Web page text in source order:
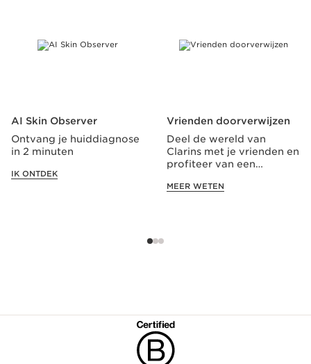
AI Skin Observer
Ontvang je huiddiagnose
in 2 minuten
IK ONTDEK
Vrienden doorverwijzen
Deel de wereld van
Clarins met je vrienden en
profiteer van een
MEER WETEN